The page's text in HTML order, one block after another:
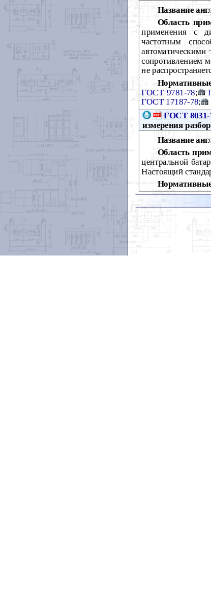
Название
Область
применения с
частотным
сопротивлением
не
ГОСТ 9781-78;
ГОСТ 17187-78;
ГОСТ 8031-
измерения
Название
Область
центральной
Настоящий